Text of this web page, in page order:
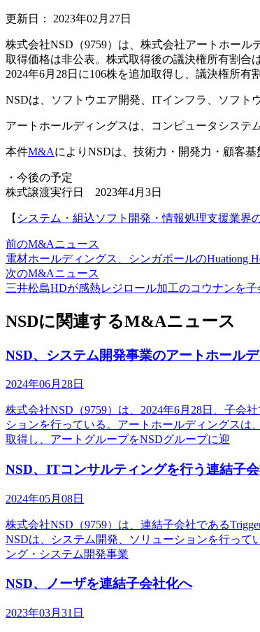
更新日： 2023年02月27日
株式会社NSD（9759）は、株式会社アートホール
取得価格は非公表。株式取得後の議決権所有割合は
2024年6月28日に106株を追加取得し、議決権所有
NSDは、ソフトウエア開発、ITインフラ、ソフト
アートホールディングスは、コンピュータシステ
本件M&AによりNSDは、技術力・開発力・顧客
・今後の予定
株式譲渡実行日 2023年4月3日
【 システム・組込ソフト開発・情報処理支援業界
前のM&Aニュース
電材ホールディングス、シンガポールのHuationg
次のM&Aニュース
三井松島HDが感熱レジロール加工のコウナンを
NSDに関連するM&Aニュース
NSD、システム開発事業のアートホール
2024年06月28日
株式会社NSD（9759）は、2024年6月28日、子会
ションを行っている。アートホールディングスは
取得し、アートグループをNSDグループに迎
NSD、ITコンサルティングを行う連結子
2024年05月08日
株式会社NSD（9759）は、連結子会社である
NSDは、システム開発、ソリューションを行って
ング・システム開発事業
NSD、ノーザを連結子会社化へ
2023年03月31日